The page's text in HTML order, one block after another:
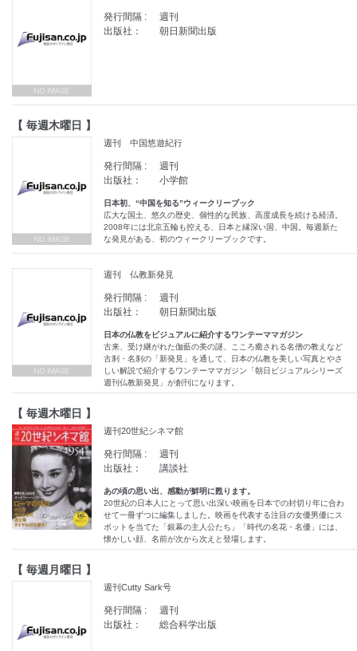
発行間隔 :
週刊
出版社：
朝日新聞出版
【 毎週木曜日 】
週刊 中国悠遊紀行
発行間隔 :
週刊
出版社：
小学館
日本初、“中国を知る”ウィークリーブック
広大な国土、悠久の歴史、個性的な民族、高度成長を続ける経済。
2008年には北京五輪も控える、日本と縁深い国、中国。毎週新た
な発見がある、初のウィークリーブックです。
週刊 仏教新発見
発行間隔 :
週刊
出版社：
朝日新聞出版
日本の仏教をビジュアルに紹介するワンテーママガジン
古来、受け継がれた伽藍の美の謎、こころ癒される名僧の教えなど
古刹・名刹の「新発見」を通して、日本の仏教を美しい写真とやさ
しい解説で紹介するワンテーママガジン「朝日ビジュアルシリーズ
週刊仏教新発見」が創刊になります。
【 毎週木曜日 】
週刊20世紀シネマ館
発行間隔 :
週刊
出版社：
講談社
あの頃の思い出、感動が鮮明に甦ります。
20世紀の日本人にとって思い出深い映画を日本での封切り年に合わ
せて一冊ずつに編集しました。映画を代表する注目の女優男優にス
ポットを当てた「銀幕の主人公たち」「時代の名花・名優」には、
懐かしい顔、名前が次から次えと登場します。
【 毎週月曜日 】
週刊Cutty Sark号
発行間隔 :
週刊
出版社：
総合科学出版